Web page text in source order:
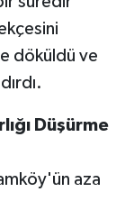
döküldü ve
Düşürme
aza